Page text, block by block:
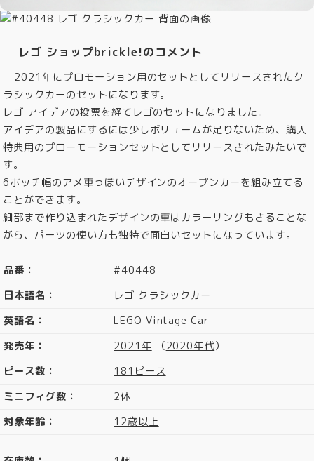
レゴ ショップbrickle!のコメント
2021年にプロモーション用のセットとしてリリースされたク
ラシックカーのセットになります。
レゴ アイデアの投票を経てレゴのセットになりました。
アイデアの製品にするには少しボリュームが足りないため、購入
特典用のプローモーションセットとしてリリースされたみたいで
す。
6ポッチ幅のアメ車っぽいデザインのオープンカーを組み立てる
ことができます。
細部まで作り込まれたデザインの車はカラーリングもさることな
がら、パーツの使い方も独特で面白いセットになっています。
品番：
#40448
日本語名：
レゴ クラシックカー
英語名：
LEGO Vintage Car
発売年：
2021年 （2020年代）
ピース数：
181ピース
ミニフィグ数：
2体
対象年齢：
12歳以上